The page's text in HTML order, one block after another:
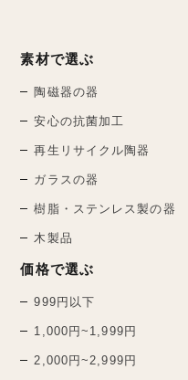
素材で選ぶ
陶磁器の器
安心の抗菌加工
再生リサイクル陶器
ガラスの器
樹脂・ステンレス製の器
木製品
価格で選ぶ
999円以下
1,000円~1,999円
2,000円~2,999円